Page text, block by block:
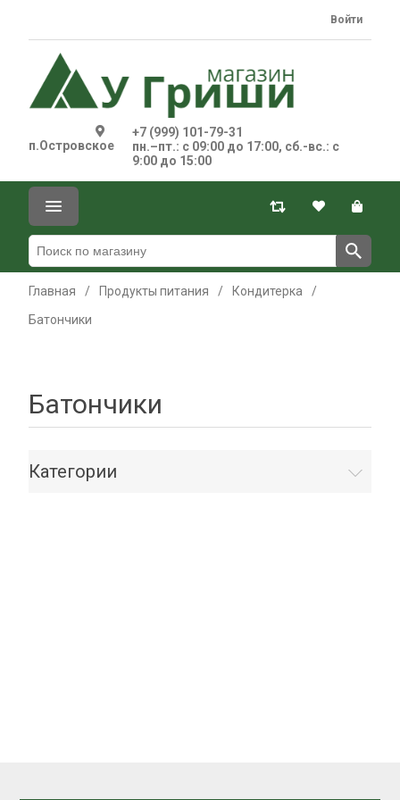
п.Островское
+7 (999) 101-79-31
пн.–пт.: с 09:00 до 17:00, сб.-вс.: с
9:00 до 15:00
Войти
Главная / Продукты питания / Кондитерка
/
Батончики
Батончики
Категории